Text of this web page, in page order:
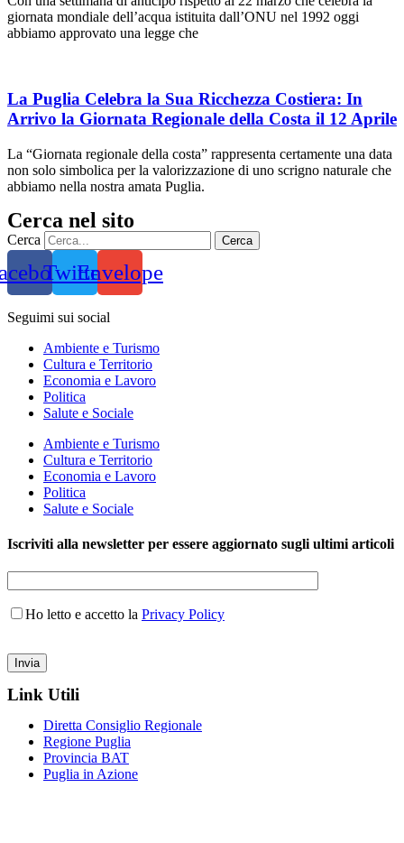
giornata mondiale dell’acqua istituita dall’ONU nel 1992 oggi
abbiamo approvato una legge che
La Puglia Celebra la Sua Ricchezza Costiera: In
Arrivo la Giornata Regionale della Costa il 12 Aprile
La “Giornata regionale della costa” rappresenta certamente una data
non solo simbolica per la valorizzazione di uno scrigno naturale che
abbiamo nella nostra amata Puglia.
Cerca nel sito
Cerca Cerca
TwitterEnvelope
Seguimi sui social
Ambiente e Turismo
Cultura e Territorio
Economia e Lavoro
Politica
Salute e Sociale
Ambiente e Turismo
Cultura e Territorio
Economia e Lavoro
Politica
Salute e Sociale
Iscriviti alla newsletter per essere aggiornato sugli ultimi articoli
Ho letto e accetto la Privacy Policy
Link Utili
Diretta Consiglio Regionale
Regione Puglia
Provincia BAT
Puglia in Azione